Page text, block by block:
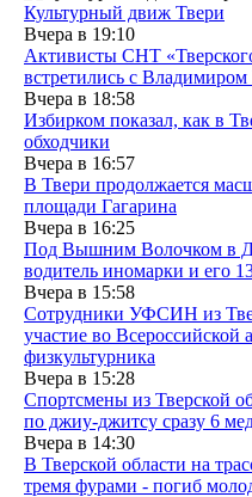
Культурный движ Твери
Вчера в 19:10
Активисты СНТ
встретились с
Вчера в 18:58
Избирком показал, как в
обходчики
Вчера в 16:57
В Твери продолжается
площади Гагарина
Вчера в 16:25
Под Вышним Волочком в
водитель иномарки и его
Вчера в 15:58
Сотрудники УФСИН из
участие во
физкультурника
Вчера в 15:28
Спортсмены из Тверской
по джиу-джитсу сразу 6
Вчера в 14:30
В Тверской области на
тремя фурами - погиб